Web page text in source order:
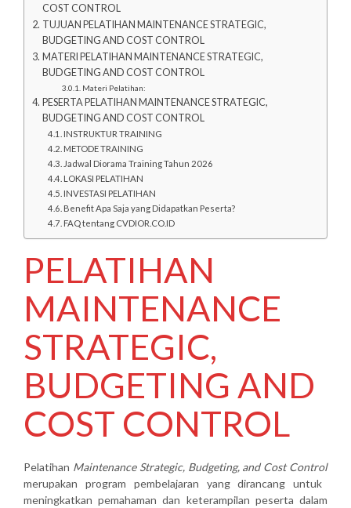
COST CONTROL
TUJUAN PELATIHAN MAINTENANCE STRATEGIC,
BUDGETING AND COST CONTROL
MATERI PELATIHAN MAINTENANCE STRATEGIC,
BUDGETING AND COST CONTROL
Materi Pelatihan:
PESERTA PELATIHAN MAINTENANCE STRATEGIC,
BUDGETING AND COST CONTROL
INSTRUKTUR TRAINING
METODE TRAINING
Jadwal Diorama Training Tahun 2026
LOKASI PELATIHAN
INVESTASI PELATIHAN
Benefit Apa Saja yang Didapatkan Peserta?
FAQ tentang CVDIOR.CO.ID
PELATIHAN
MAINTENANCE
STRATEGIC,
BUDGETING AND
COST CONTROL
Pelatihan Maintenance Strategic, Budgeting, and Cost Control
merupakan program pembelajaran yang dirancang untuk
meningkatkan pemahaman dan keterampilan peserta dalam